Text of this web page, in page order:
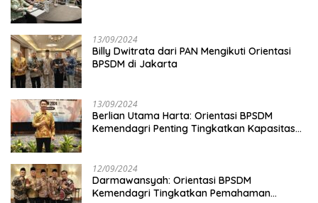
13/09/2024
Billy Dwitrata dari PAN Mengikuti Orientasi
BPSDM di Jakarta
13/09/2024
Berlian Utama Harta: Orientasi BPSDM
Kemendagri Penting Tingkatkan Kapasitas
12/09/2024
Darmawansyah: Orientasi BPSDM
Kemendagri Tingkatkan Pemahaman